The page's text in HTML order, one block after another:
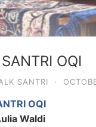
OQI
SANTRI ·
OQI
Waldi